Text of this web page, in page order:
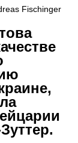
Fischinger